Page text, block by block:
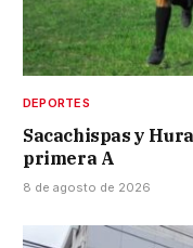
DEPORTES
Sacachispas y
primera A
8 de agosto de 2026